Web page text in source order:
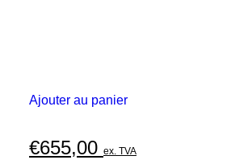
Ajouter au panier
€655,00 ex. TVA